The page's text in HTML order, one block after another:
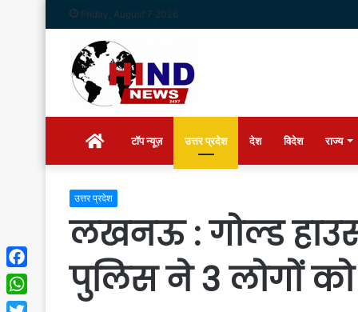
Friday, August 7 2026
Homeटॉप न्यूज़ उत्तर प्रदेश देश विदेश राज्य
उत्तर प्रदेश
लखनऊ : गोल्ड
पुलिस ने 3 लोगों को
Facebook
WhatsApp